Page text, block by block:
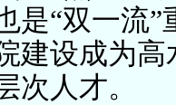
是“双一流
建设成为
次人才。